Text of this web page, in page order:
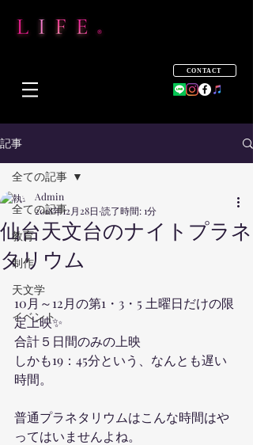
CONTACT
記事
全ての記事
教育
制作
天文学
イベント
全ての記事
仙台天文台のナイトプラネ
タリウム
Admin
2018年12月28日 読了時間: 1分
10月～12月の第1・3・5 土曜日だけの限
定上映✨
合計５日間のみの上映
しかも19：45分という、なんとも遅い
時間。
普通プラネタリウムはこんな時間はや
ってはいませんよね。